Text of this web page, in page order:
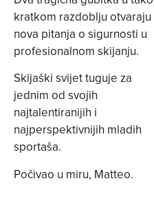
kratkom razdoblju otvaraju
nova pitanja o sigurnosti u
profesionalnom skijanju.
Skijaški svijet tuguje za
jednim od svojih
najtalentiranijih i
najperspektivnijih mladih
sportaša.
Počivao u miru, Matteo.